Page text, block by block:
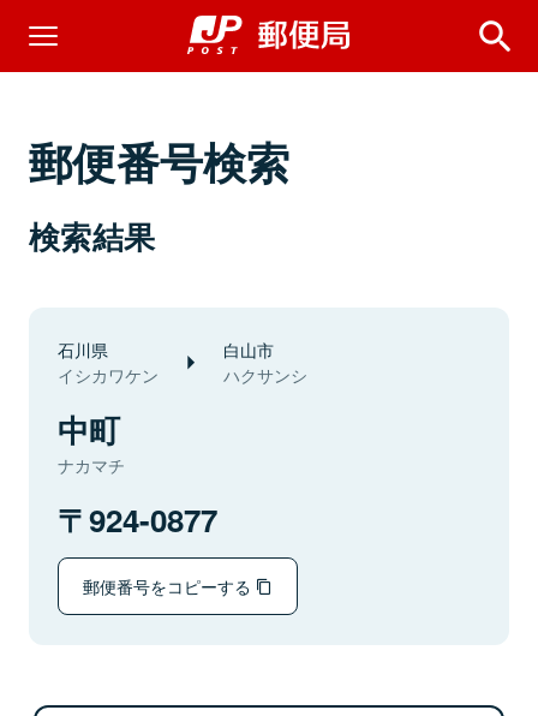
郵便番号検索
検索結果
石川県
イシカワケン
白山市
ハクサンシ
中町
ナカマチ
924-0877
郵便番号をコピーする